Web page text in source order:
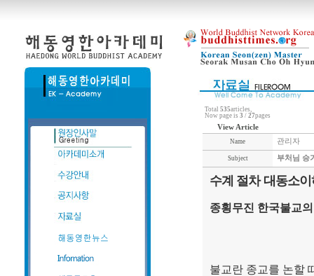
Total 535articles,
Now page is 3 / 27pages
View Article
Name 관리자
Subject 부처님 승
수계 절차 대동소
종횡무진 한국불교
불교란 종교를 논할